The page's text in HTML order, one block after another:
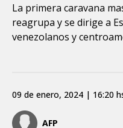
La primera caravana
reagrupa y se dirige a
venezolanos y
AFP
09 de enero, 2024 | 16:20